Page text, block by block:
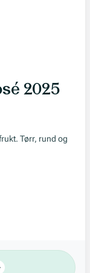
2025
Tørr, rund og